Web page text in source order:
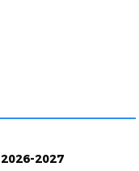
2027